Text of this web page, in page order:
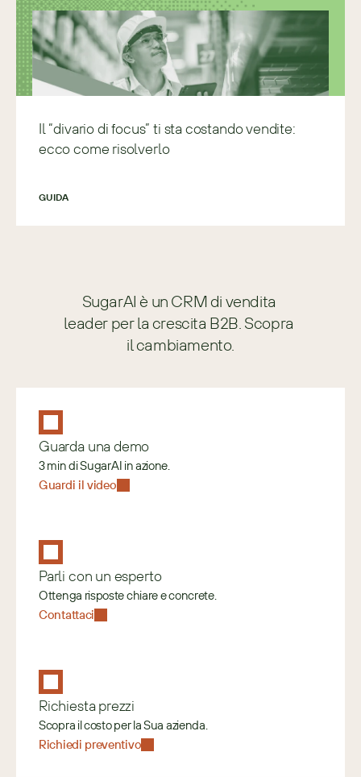
Il “divario di focus” ti sta costando vendite:
ecco come risolverlo
GUIDA
SugarAI è un CRM di vendita
leader per la crescita B2B. Scopra
il cambiamento.
Guarda una demo
3 min di SugarAI in azione.
Guardi il video
Parli con un esperto
Ottenga risposte chiare e concrete.
Contattaci
Richiesta prezzi
Scopra il costo per la Sua azienda.
Richiedi preventivo